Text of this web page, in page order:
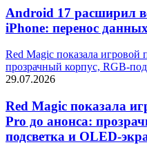
Android 17 расширил
iPhone: перенос
Red Magic показала игровой
прозрачный корпус, RGB-
29.07.2026
Red Magic показала
Pro до анонса:
подсветка и OLED-